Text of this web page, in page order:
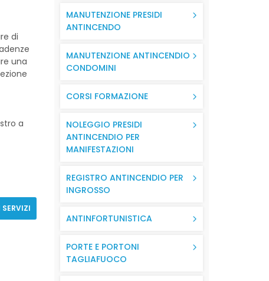
di
una
a
MANUTENZIONE PRESIDI
ANTINCENDO
MANUTENZIONE ANTINCENDIO
CONDOMINI
CORSI FORMAZIONE
NOLEGGIO PRESIDI
ANTINCENDIO PER
MANIFESTAZIONI
REGISTRO ANTINCENDIO PER
INGROSSO
ANTINFORTUNISTICA
PORTE E PORTONI
TAGLIAFUOCO